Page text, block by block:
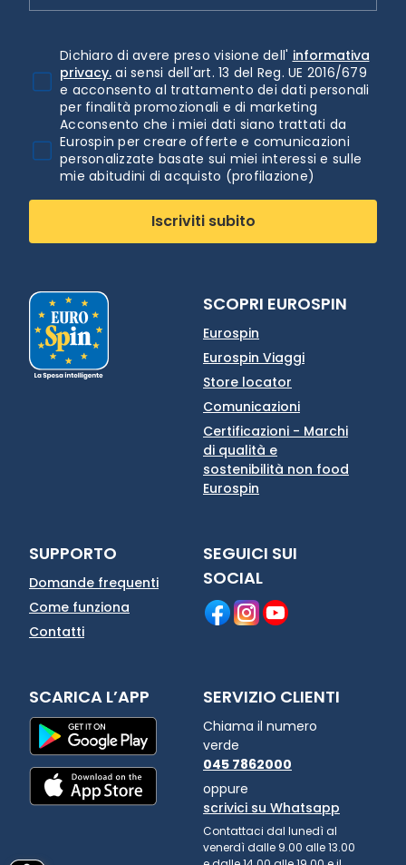
Dichiaro di avere preso visione dell' informativa
privacy. ai sensi dell'art. 13 del Reg. UE 2016/679
e acconsento al trattamento dei dati personali
per finalità promozionali e di marketing
Acconsento che i miei dati siano trattati da
Eurospin per creare offerte e comunicazioni
personalizzate basate sui miei interessi e sulle
mie abitudini di acquisto (profilazione)
Iscriviti subito
SCOPRI EUROSPIN
Eurospin
Eurospin Viaggi
Store locator
Comunicazioni
Certificazioni - Marchi
di qualità e
sostenibilità non food
Eurospin
SUPPORTO
Domande frequenti
Come funziona
Contatti
SEGUICI SUI
SOCIAL
SCARICA L’APP SERVIZIO CLIENTI
Chiama il numero
verde
045 7862000
oppure
scrivici su Whatsapp
Contattaci dal lunedì al
venerdì dalle 9.00 alle 13.00